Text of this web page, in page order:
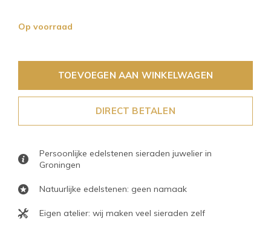
Op voorraad
TOEVOEGEN AAN WINKELWAGEN
DIRECT BETALEN
Persoonlijke edelstenen sieraden juwelier in
Groningen
Natuurlijke edelstenen: geen namaak
Eigen atelier: wij maken veel sieraden zelf